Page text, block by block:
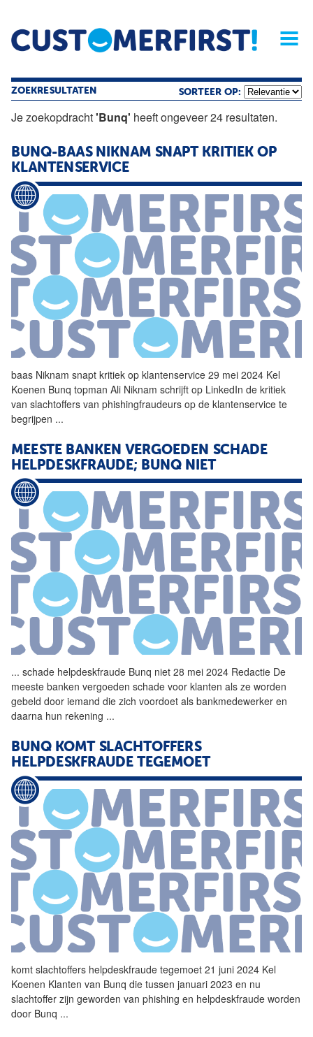
Home Opinie Archief
Magazine
ZOEKRESULTATEN SORTEER OP:
Je zoekopdracht'Bunq' heeft ongeveer 24 resultaten.
BUNQ-BAAS NIKNAM SNAPT KRITIEK OP
KLANTENSERVICE
baas Niknam snapt kritiek op klantenservice 29 mei 2024 Kel
Koenen Bunq topman Ali Niknam schrijft op LinkedIn de kritiek
van slachtoffers van phishingfraudeurs op de klantenservice te
begrijpen ...
MEESTE BANKEN VERGOEDEN SCHADE
HELPDESKFRAUDE; BUNQ NIET
... schade helpdeskfraude Bunq niet 28 mei 2024 Redactie De
meeste banken vergoeden schade voor klanten als ze worden
gebeld door iemand die zich voordoet als bankmedewerker en
daarna hun rekening ...
BUNQ KOMT SLACHTOFFERS
HELPDESKFRAUDE TEGEMOET
komt slachtoffers helpdeskfraude tegemoet 21 juni 2024 Kel
Koenen Klanten van Bunq die tussen januari 2023 en nu
slachtoffer zijn geworden van phishing en helpdeskfraude worden
door Bunq ...